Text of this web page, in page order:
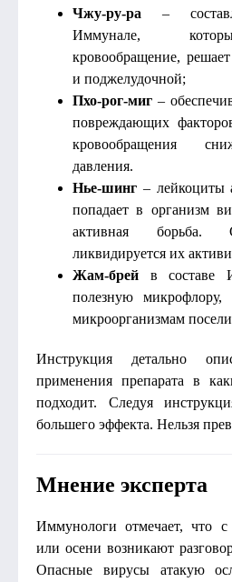
Чжу-ру-ра –
Иммунале,
кровообращение,
и поджелудочной;
Пхо-рог-миг –
повреждающих
кровообращения
давления.
Нье-шинг – лейкоциты
попадает в организм
активная
ликвидируется их
Жам-брей в составе
полезную
микроорганизмам
Инструкция детально
применения препарата в
подходит. Следуя
большего эффекта. Нельзя
Мнение эксперта
Иммунологи отмечает, что
или осени возникают
Опасные вирусы атакую